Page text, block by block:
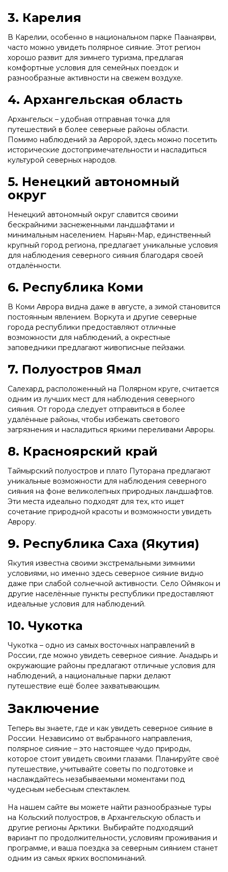
3. Карелия
В Карелии, особенно в национальном парке Паанаярви,
часто можно увидеть полярное сияние. Этот регион
хорошо развит для зимнего туризма, предлагая
комфортные условия для семейных поездок и
разнообразные активности на свежем воздухе.
4. Архангельская область
Архангельск – удобная отправная точка для
путешествий в более северные районы области.
Помимо наблюдений за Авророй, здесь можно посетить
исторические достопримечательности и насладиться
культурой северных народов.
5. Ненецкий автономный
округ
Ненецкий автономный округ славится своими
бескрайними заснеженными ландшафтами и
минимальным населением. Нарьян-Мар, единственный
крупный город региона, предлагает уникальные условия
для наблюдения северного сияния благодаря своей
отдалённости.
6. Республика Коми
В Коми Аврора видна даже в августе, а зимой становится
постоянным явлением. Воркута и другие северные
города республики предоставляют отличные
возможности для наблюдений, а окрестные
заповедники предлагают живописные пейзажи.
7. Полуостров Ямал
Салехард, расположенный на Полярном круге, считается
одним из лучших мест для наблюдения северного
сияния. От города следует отправиться в более
удалённые районы, чтобы избежать светового
загрязнения и насладиться яркими переливами Авроры.
8. Красноярский край
Таймырский полуостров и плато Путорана предлагают
уникальные возможности для наблюдения северного
сияния на фоне великолепных природных ландшафтов.
Эти места идеально подходят для тех, кто ищет
сочетание природной красоты и возможности увидеть
Аврору.
9. Республика Саха (Якутия)
Якутия известна своими экстремальными зимними
условиями, но именно здесь северное сияние видно
даже при слабой солнечной активности. Село Оймякон и
другие населённые пункты республики предоставляют
идеальные условия для наблюдений.
10. Чукотка
Чукотка – одно из самых восточных направлений в
России, где можно увидеть северное сияние. Анадырь и
окружающие районы предлагают отличные условия для
наблюдений, а национальные парки делают
путешествие ещё более захватывающим.
Заключение
Теперь вы знаете, где и как увидеть северное сияние в
России. Независимо от выбранного направления,
полярное сияние – это настоящее чудо природы,
которое стоит увидеть своими глазами. Планируйте своё
путешествие, учитывайте советы по подготовке и
наслаждайтесь незабываемыми моментами под
чудесным небесным спектаклем.
На нашем сайте вы можете найти разнообразные туры
на Кольский полуостров, в Архангельскую область и
другие регионы Арктики. Выбирайте подходящий
вариант по продолжительности, условиям проживания и
программе, и ваша поездка за северным сиянием станет
одним из самых ярких воспоминаний.